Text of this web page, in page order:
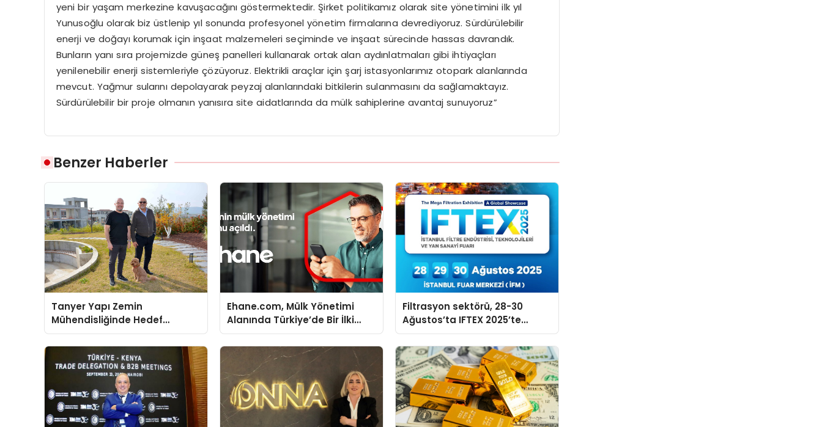
yeni bir yaşam merkezine kavuşacağını göstermektedir. Şirket politikamız olarak site yönetimini ilk yıl
Yunusoğlu olarak biz üstlenip yıl sonunda profesyonel yönetim firmalarına devrediyoruz. Sürdürülebilir
enerji ve doğayı korumak için inşaat malzemeleri seçiminde ve inşaat sürecinde hassas davrandık.
Bunların yanı sıra projemizde güneş panelleri kullanarak ortak alan aydınlatmaları gibi ihtiyaçları
yenilenebilir enerji sistemleriyle çözüyoruz. Elektrikli araçlar için şarj istasyonlarımız otopark alanlarında
mevcut. Yağmur sularını depolayarak peyzaj alanlarındaki bitkilerin sulanmasını da sağlamaktayız.
Sürdürülebilir bir proje olmanın yanısıra site aidatlarında da mülk sahiplerine avantaj sunuyoruz”
Benzer Haberler
Tanyer Yapı Zemin
Mühendisliğinde Hedef
Büyüttü
Ehane.com, Mülk Yönetimi
Alanında Türkiye’de Bir İlki
Gerçekleştirmek İçin Yayında
Filtrasyon sektörü, 28-30
Ağustos’ta IFTEX 2025’te
buluşacak